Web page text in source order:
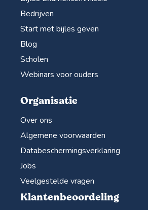
Bedrijven
Start met bijles geven
Blog
Scholen
Webinars voor ouders
Organisatie
Over ons
Algemene voorwaarden
Databeschermingsverklaring
Jobs
Veelgestelde vragen
Klantenbeoordeling